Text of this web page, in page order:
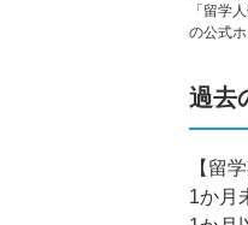
「留学
の公式
過去
【留
1か月